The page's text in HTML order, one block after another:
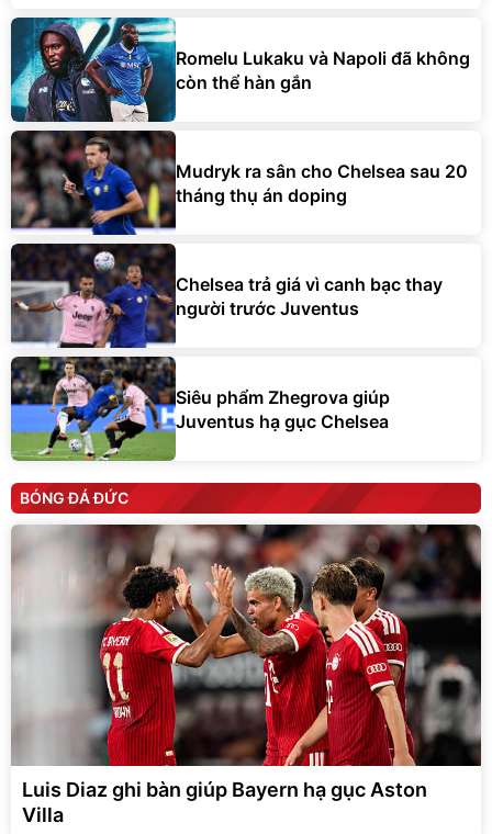
Romelu Lukaku và Napoli đã không
còn thể hàn gắn
Mudryk ra sân cho Chelsea sau 20
tháng thụ án doping
Chelsea trả giá vì canh bạc thay
người trước Juventus
Siêu phẩm Zhegrova giúp
Juventus hạ gục Chelsea
BÓNG ĐÁ ĐỨC
Luis Diaz ghi bàn giúp Bayern hạ gục Aston
Villa